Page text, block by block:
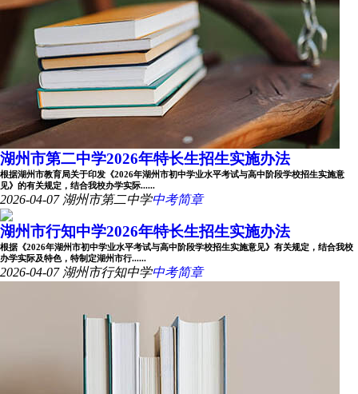
湖州市第二中学2026年特长生招生实施办法
根据湖州市教育局关于印发《2026年湖州市初中学业水平考试与高中阶段学校招生实施意
见》的有关规定，结合我校办学实际......
2026-04-07 湖州市第二中学中考简章
湖州市行知中学2026年特长生招生实施办法
根据《2026年湖州市初中学业水平考试与高中阶段学校招生实施意见》有关规定，结合我校
办学实际及特色，特制定湖州市行......
2026-04-07 湖州市行知中学中考简章